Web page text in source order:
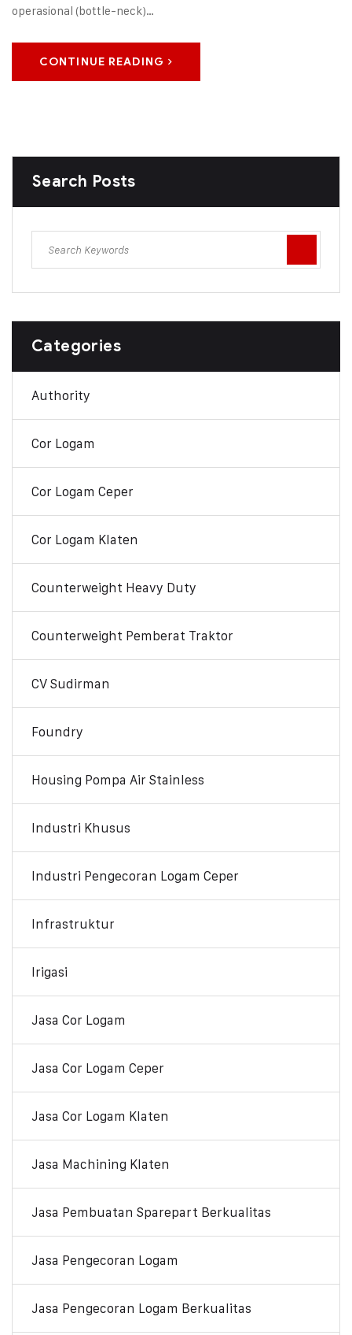
operasional (bottle-neck)…
CONTINUE READING
Search Posts
Categories
Authority
Cor Logam
Cor Logam Ceper
Cor Logam Klaten
Counterweight Heavy Duty
Counterweight Pemberat Traktor
CV Sudirman
Foundry
Housing Pompa Air Stainless
Industri Khusus
Industri Pengecoran Logam Ceper
Infrastruktur
Irigasi
Jasa Cor Logam
Jasa Cor Logam Ceper
Jasa Cor Logam Klaten
Jasa Machining Klaten
Jasa Pembuatan Sparepart Berkualitas
Jasa Pengecoran Logam
Jasa Pengecoran Logam Berkualitas